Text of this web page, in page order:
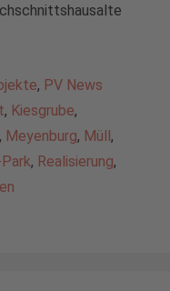
, PV News
, Kiesgrube,
, Meyenburg, Müll ,
, Realisierung,